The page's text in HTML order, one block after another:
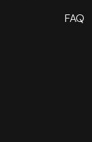
FAQ